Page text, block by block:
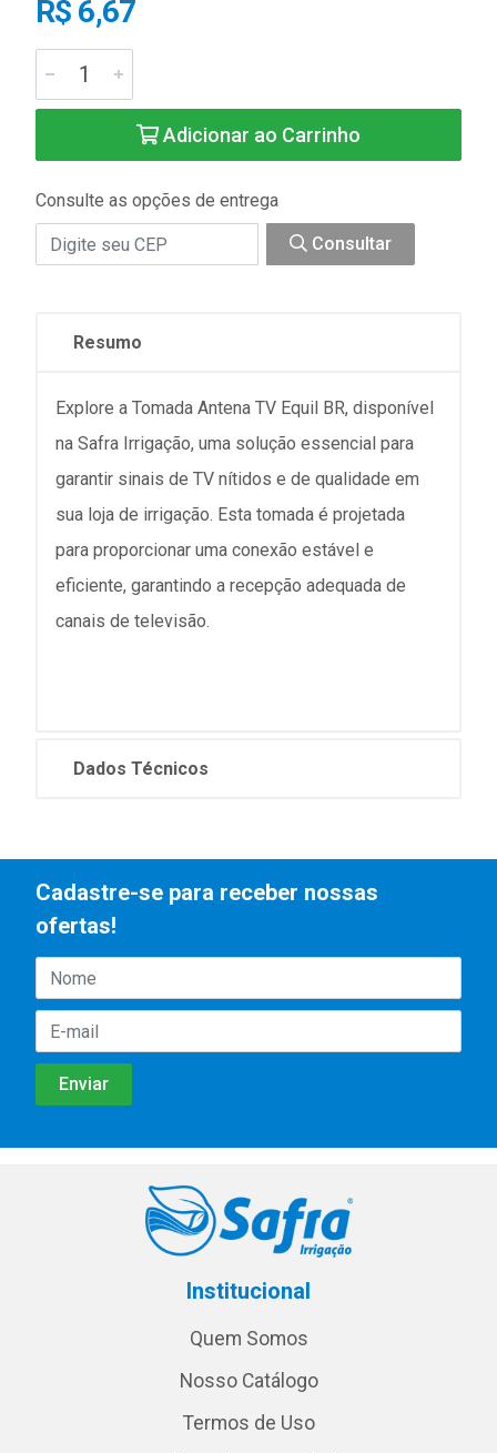
R$ 6,67
Adicionar ao Carrinho
Consulte as opções de entrega
Consultar
Resumo
Explore a Tomada Antena TV Equil BR, disponível
na Safra Irrigação, uma solução essencial para
garantir sinais de TV nítidos e de qualidade em
sua loja de irrigação. Esta tomada é projetada
para proporcionar uma conexão estável e
eficiente, garantindo a recepção adequada de
canais de televisão.
Dados Técnicos
Cadastre-se para receber nossas
ofertas!
Institucional
Quem Somos
Nosso Catálogo
Termos de Uso